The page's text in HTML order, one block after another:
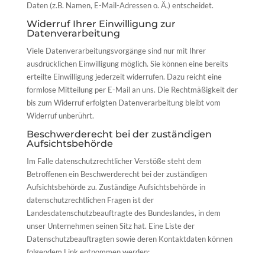
Daten (z.B. Namen, E-Mail-Adressen o. Ä.) entscheidet.
Widerruf Ihrer Einwilligung zur
Datenverarbeitung
Viele Datenverarbeitungsvorgänge sind nur mit Ihrer
ausdrücklichen Einwilligung möglich. Sie können eine bereits
erteilte Einwilligung jederzeit widerrufen. Dazu reicht eine
formlose Mitteilung per E-Mail an uns. Die Rechtmäßigkeit der
bis zum Widerruf erfolgten Datenverarbeitung bleibt vom
Widerruf unberührt.
Beschwerderecht bei der zuständigen
Aufsichtsbehörde
Im Falle datenschutzrechtlicher Verstöße steht dem
Betroffenen ein Beschwerderecht bei der zuständigen
Aufsichtsbehörde zu. Zuständige Aufsichtsbehörde in
datenschutzrechtlichen Fragen ist der
Landesdatenschutzbeauftragte des Bundeslandes, in dem
unser Unternehmen seinen Sitz hat. Eine Liste der
Datenschutzbeauftragten sowie deren Kontaktdaten können